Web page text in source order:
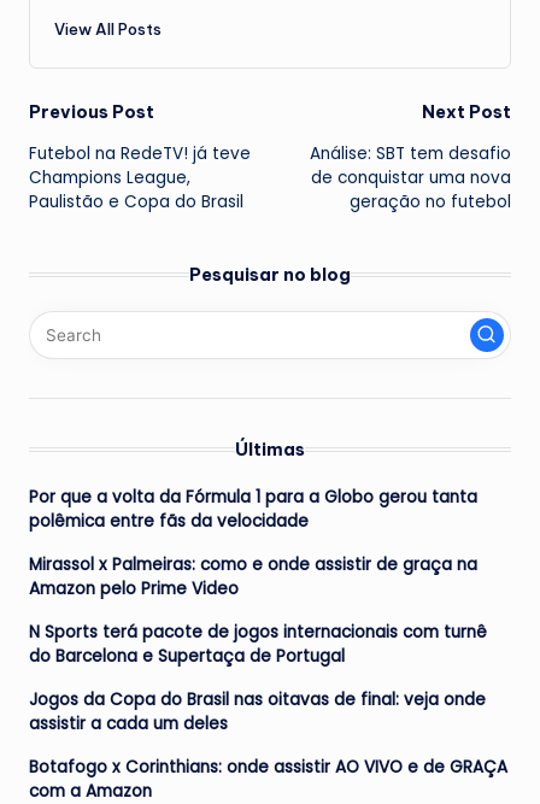
View All Posts
Post
navigation
Previous Post
Futebol na RedeTV! já teve
Champions League,
Paulistão e Copa do Brasil
Next Post
Análise: SBT tem desafio
de conquistar uma nova
geração no futebol
Pesquisar no blog
Últimas
Por que a volta da Fórmula 1 para a Globo gerou tanta
polêmica entre fãs da velocidade
Mirassol x Palmeiras: como e onde assistir de graça na
Amazon pelo Prime Video
N Sports terá pacote de jogos internacionais com turnê
do Barcelona e Supertaça de Portugal
Jogos da Copa do Brasil nas oitavas de final: veja onde
assistir a cada um deles
Botafogo x Corinthians: onde assistir AO VIVO e de GRAÇA
com a Amazon